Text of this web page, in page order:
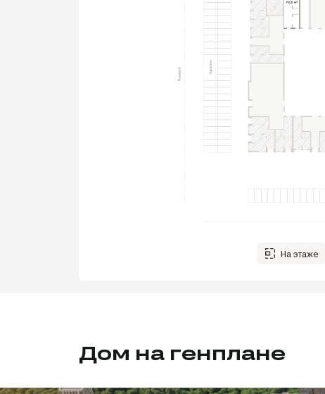
На этаже
Дом на генплане